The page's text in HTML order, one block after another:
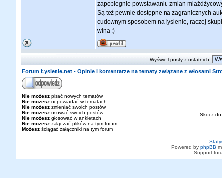
zapobiegnie powstawaniu zmian
Są też pewnie dostępne na zagranicznych
cudownym sposobem na łysienie, raczej
wina :)
Wyświetl posty z ostatnich:
Forum Łysienie.net - Opinie i komentarze na tematy związane z włosami
Nie możesz pisać nowych tematów
Nie możesz odpowiadać w tematach
Nie możesz zmieniać swoich postów
Nie możesz usuwać swoich postów
Nie możesz głosować w ankietach
Nie możesz załączać plików na tym forum
Możesz ściągać załączniki na tym forum
Skocz
Powered by phpBB
Support